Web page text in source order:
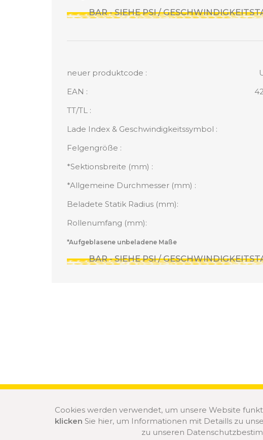
BAR - SIEHE PSI /
neuer produktcode :
EAN :
TT/TL :
Lade Index & Geschwindigkeitssymbol :
Felgengröße :
*Sektionsbreite (mm) :
*Allgemeine Durchmesser (mm) :
Beladete Statik Radius (mm):
Rollenumfang (mm):
*Aufgeblasene unbeladene Maße
BAR - SIEHE PSI /
© 2020 ÖZKA Alle Rechte vorbehalten.
Cookies werden verwendet, um unsere Website
klicken Sie hier, um Informationen mit Detaills zu
zu unseren